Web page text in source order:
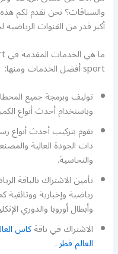
أكبر قدر من القنوات الرياضية
sport أفضل الخدمات ومنها:
توليف وبرمجة جميع
وباستخدام أحدث أنواع
نقوم بتركيب أحدث أنواع
ذات الجودة العالية
والنحاسية.
رياضية وإخبارية
وأبطال أوروبا والدوري
الاشتراك في باقةكاس العالم
العالم قطر.